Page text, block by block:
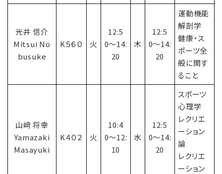
光井 信介
Mitsui No
busuke
K５６０ 火
12:5
0〜14:
20
木
12:5
0〜14:
20
運動機能
解剖学
健康・ス
ポーツ全
般に関す
ること
山﨑 将幸
Yamazaki
Masayuki
K４０２ 火
10:4
0〜12:
10
水
12:5
0〜14:
20
スポーツ
心理学
レクリエ
ーション
論
レクリエ
ーション